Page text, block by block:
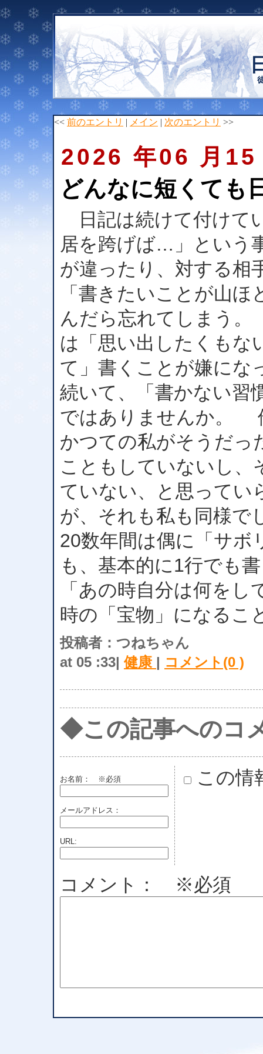
<< 前のエントリ | メイン | 次のエントリ >>
2026 年06 月15
どんなに短くても
日記は続けて付けて
居を跨げば…」という
が違ったり、対する相
「書きたいことが山
んだら忘れてしまう
は「思い出したくもな
て」書くことが嫌にな
続いて、「書かない習
ではありませんか。
かつての私がそうだ
こともしていないし、
ていない、と思ってい
が、それも私も同様
20数年間は偶に「サボ
も、基本的に1行でも
「あの時自分は何を
時の「宝物」になるこ
投稿者：つねちゃん
at 05 :33|健康 | コメント(0 )
◆この記事へのコ
お名前： ※必須
メールアドレス：
URL:
この情
コメント： ※必須